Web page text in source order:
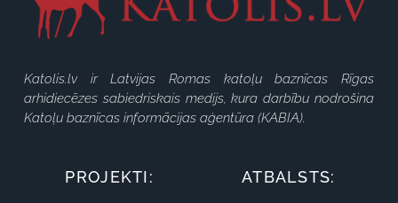
Katolis.lv ir Latvijas Romas katoļu baznīcas Rīgas
arhidiecēzes sabiedriskais medijs, kura darbību nodrošina
Katoļu baznīcas informācijas aģentūra (KABIA).
PROJEKTI: ATBALSTS: